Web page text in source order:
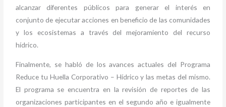
alcanzar diferentes públicos para generar el interés en
conjunto de ejecutar acciones en beneficio de las comunidades
y los ecosistemas a través del mejoramiento del recurso
hídrico.
Finalmente, se habló de los avances actuales del Programa
Reduce tu Huella Corporativo – Hídrico y las metas del mismo.
El programa se encuentra en la revisión de reportes de las
organizaciones participantes en el segundo año e igualmente